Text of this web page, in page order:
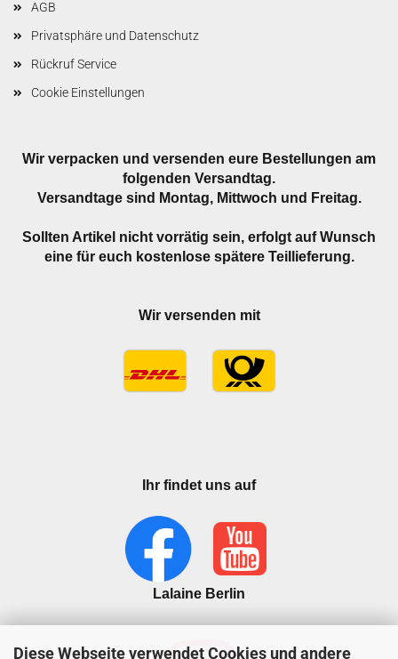
Diese Webseite verwendet Cookies und andere
AGB
Privatsphäre und Datenschutz
Rückruf Service
Cookie Einstellungen
Wir verpacken und versenden eure Bestellungen am
folgenden Versandtag.
Versandtage sind Montag, Mittwoch und Freitag.
Sollten Artikel nicht vorrätig sein, erfolgt auf Wunsch
eine für euch kostenlose spätere Teillieferung.
Wir versenden mit
Ihr findet uns auf
Lalaine Berlin